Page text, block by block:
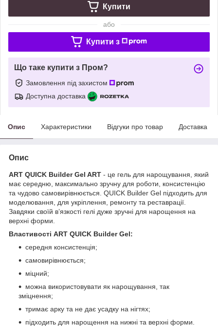
Купити
або
Купити з
Що таке купити з Пром?
Замовлення під захистом
Доступна доставка
Опис Характеристики Відгуки про товар Доставка
Опис
ART QUICK Builder Gel ART - це гель для нарощування, який
має середню, максимально зручну для роботи, консистенцію
та чудово самовирівнюється. QUICK Builder Gel підходить для
моделювання, для укріплення, ремонту та реставрації.
Завдяки своїй в’язкості гелі дуже зручні для нарощення на
верхні форми.
Властивості ART QUICK Builder Gel:
середня консистенція;
самовирівнюється;
міцний;
можна використовувати як нарощування, так
зміцнення;
тримає арку та не дає усадку на нігтях;
підходить для нарощення на нижні та верхні форми.